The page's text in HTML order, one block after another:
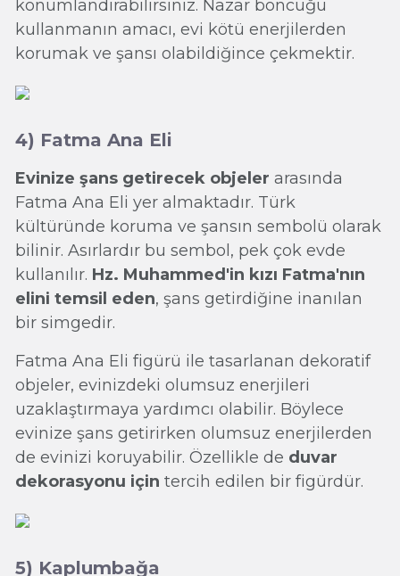
konumlandırabilirsiniz. Nazar boncuğu
kullanmanın amacı, evi kötü enerjilerden
korumak ve şansı olabildiğince çekmektir.
4) Fatma Ana Eli
Evinize şans getirecek objeler arasında
Fatma Ana Eli yer almaktadır. Türk
kültüründe koruma ve şansın sembolü olarak
bilinir. Asırlardır bu sembol, pek çok evde
kullanılır. Hz. Muhammed'in kızı Fatma'nın
elini temsil eden, şans getirdiğine inanılan
bir simgedir.
Fatma Ana Eli figürü ile tasarlanan dekoratif
objeler, evinizdeki olumsuz enerjileri
uzaklaştırmaya yardımcı olabilir. Böylece
evinize şans getirirken olumsuz enerjilerden
de evinizi koruyabilir. Özellikle de duvar
dekorasyonu için tercih edilen bir figürdür.
5) Kaplumbağa